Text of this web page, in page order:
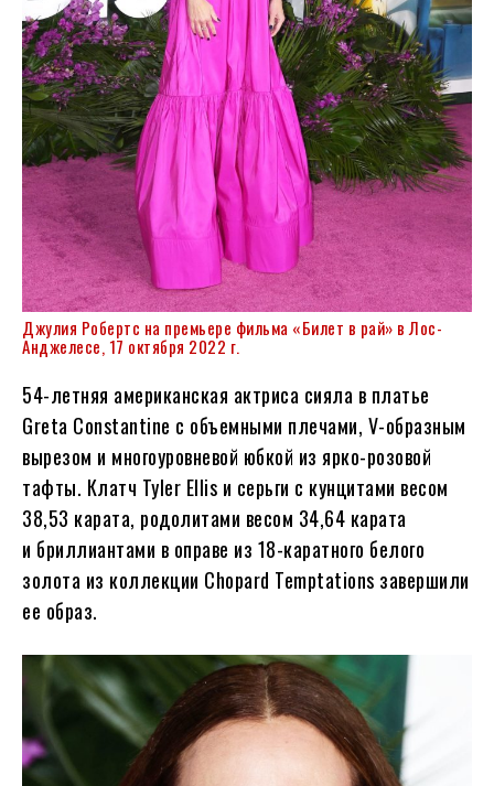
Джулия Робертс на премьере фильма «Билет в рай» в Лос-
Анджелесе, 17 октября 2022 г.
54-летняя американская актриса сияла в платье
Greta Constantine с объемными плечами, V-образным
вырезом и многоуровневой юбкой из ярко-розовой
тафты. Клатч Tyler Ellis и серьги с кунцитами весом
38,53 карата, родолитами весом 34,64 карата
и бриллиантами в оправе из 18-каратного белого
золота из коллекции Chopard Temptations завершили
ее образ.